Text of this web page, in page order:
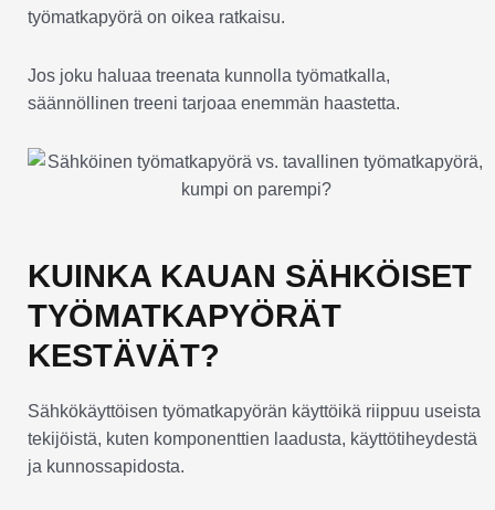
työmatkapyörä on oikea ratkaisu.
Jos joku haluaa treenata kunnolla työmatkalla,
säännöllinen treeni tarjoaa enemmän haastetta.
KUINKA KAUAN SÄHKÖISET
TYÖMATKAPYÖRÄT
KESTÄVÄT?
Sähkökäyttöisen työmatkapyörän käyttöikä riippuu useista
tekijöistä, kuten komponenttien laadusta, käyttötiheydestä
ja kunnossapidosta.